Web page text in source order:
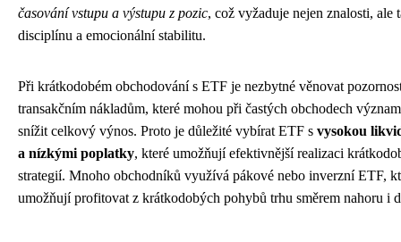
časování vstupu a výstupu z pozic, což vyžaduje nejen znalosti, ale
disciplínu a emocionální stabilitu.
Při krátkodobém obchodování s ETF je nezbytné věnovat
transakčním nákladům, které mohou při častých obchodech
snížit celkový výnos. Proto je důležité vybírat ETF s vysokou
a nízkými poplatky, které umožňují efektivnější realizaci
strategií. Mnoho obchodníků využívá pákové nebo inverzní ETF,
umožňují profitovat z krátkodobých pohybů trhu směrem nahoru i